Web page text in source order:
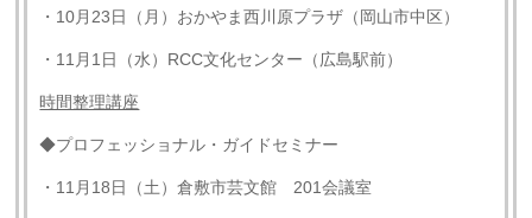
・10月23日（月）おかやま西川原プラザ（岡山市中区）
・11月1日（水）RCC文化センター（広島駅前）
時間整理講座
◆プロフェッショナル・ガイドセミナー
・11月18日（土）倉敷市芸文館 201会議室